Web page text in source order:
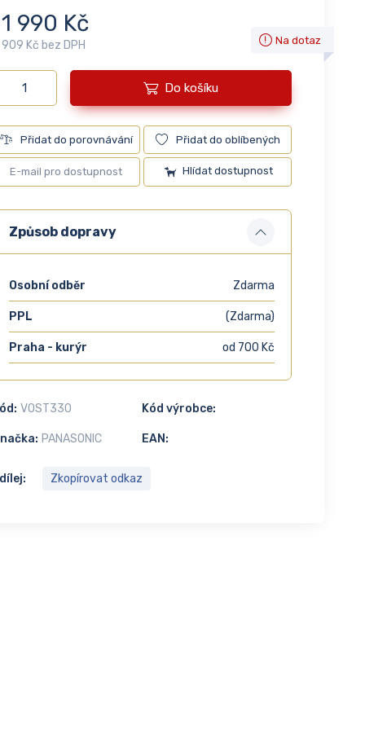
990 Kč
Kč bez DPH Na dotaz
Do košíku
Přidat do porovnávání Přidat do oblíbených
Hlídat dostupnost
Způsob dopravy
Osobní odběr Zdarma
PPL (Zdarma)
Praha - kurýr od 700 Kč
VOST330 Kód výrobce:
EAN:
PANASONIC
Zkopírovat odkaz